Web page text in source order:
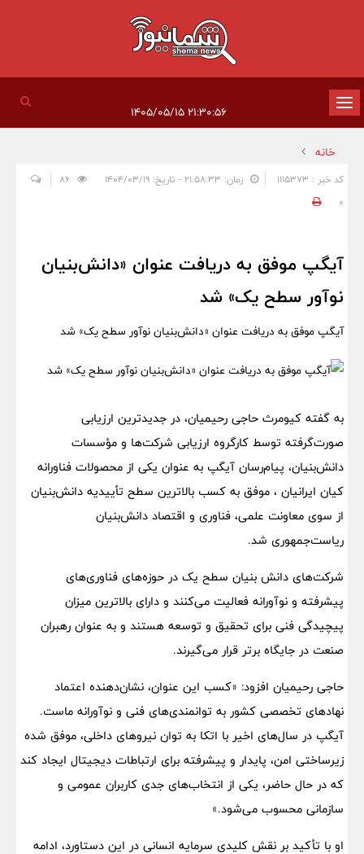
تغییر
وضعیت
ناوبری
۲۱:۳۰:۵۶ ۱۴۰۵/۰۵/۱۵
خانه
کد خبر : 1115373 زمان: ۲۱:۵۸:۳۳ - تاریخ: ۱۴۰۴/۰۳/۱۹
0
آیگپ موفق به دریافت عنوان «دانش‌بنیان
نوآور سطح یک» شد
آیگپ موفق به دریافت عنوان «دانش‌بنیان نوآور سطح یک» شد
به گفته کیومرث حاجی رحیمیان، در جدیدترین ارزیابی
صورت‌گرفته توسط کارگروه ارزیابی شرکت‌ها و مؤسسات
دانش‌بنیان، پیام‌رسان آیگپ به عنوان یکی از محصولات فناورانه
کیان ایرانیان ، موفق به کسب بالاترین سطح تأییدیه دانش‌بنیان
از سوی معاونت علمی، فناوری و اقتصاد دانش‌بنیان
ریاست‌جمهوری شد.
شرکت‌های دانش بنیان سطح یک در حوزه‌های فناوری‌های
پیشرفته و نوآورانه فعالیت می‌کنند و دارای بالاترین میزان
پیچیدگی فنی برای تحقیق و توسعه هستند و به عنوان رهبران
صنعت در جایگاه برتر قرار می‌گیرند.
حاجی رحیمیان افزود: «کسب این عنوان، نشان‌دهنده اعتماد
نهادهای تخصصی کشور به توانمندی‌های فنی و نوآورانه ماست.
آیگپ در سال‌های اخیر با اتکا به توان نیروهای داخلی، موفق شده
زیرساختی امن، پایدار و پیشرفته برای ارتباطات دیجیتال ایجاد کند
که در حال حاضر، یکی از انتخاب‌های جدی کاربران عمومی و
سازمانی محسوب می‌شود.»
او با تأکید بر نقش کلیدی سرمایه انسانی در این دستاورد، ادامه